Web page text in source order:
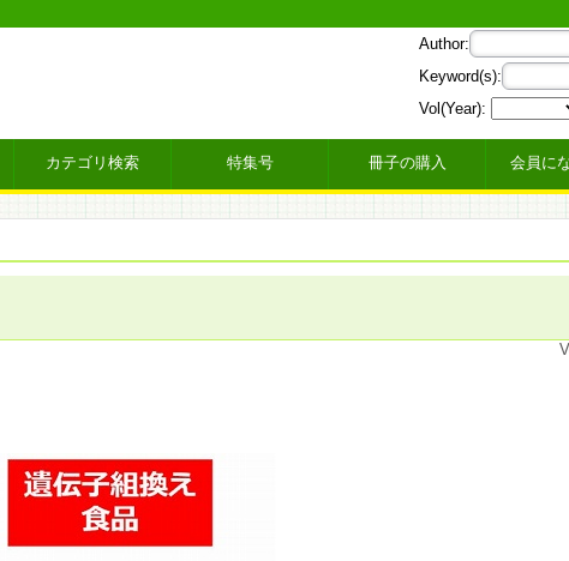
Author:
Keyword(s):
Vol(Year):
カテゴリ検索 特集号 冊子の購入 会員に